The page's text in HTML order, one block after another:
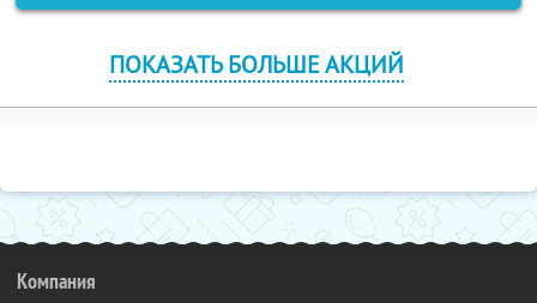
ПОКАЗАТЬ БОЛЬШЕ АКЦИЙ
Компания